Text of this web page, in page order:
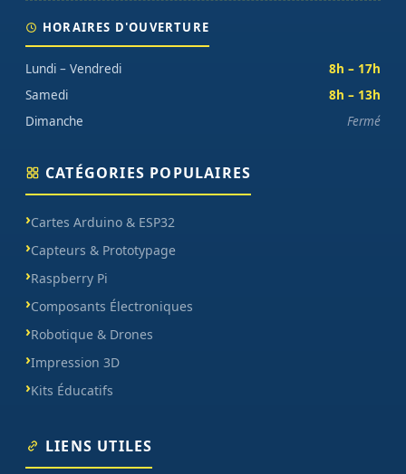
HORAIRES D'OUVERTURE
Lundi – Vendredi
8h – 17h
Samedi
8h – 13h
Dimanche
Fermé
CATÉGORIES POPULAIRES
Cartes Arduino & ESP32
Capteurs & Prototypage
Raspberry Pi
Composants Électroniques
Robotique & Drones
Impression 3D
Kits Éducatifs
LIENS UTILES